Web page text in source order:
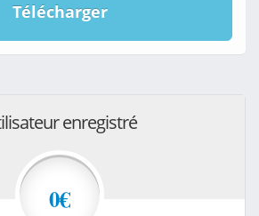
Télécharger
enregistré
0€